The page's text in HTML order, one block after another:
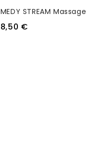
MEDY STREAM Massage
8,50 €